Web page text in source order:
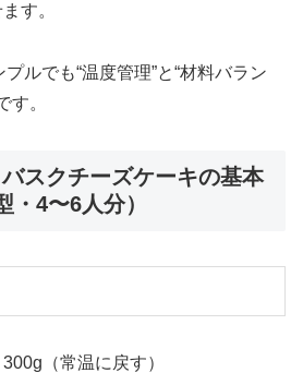
す。
ルでも“温度管理”と“材料バラン
す。
スクチーズケーキの基本
・4〜6人分）
（常温に戻す）